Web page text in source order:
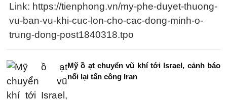
Link: https://tienphong.vn/my-phe-duyet-thuong-
vu-ban-vu-khi-cuc-lon-cho-cac-dong-minh-o-
trung-dong-post1840318.tpo
Mỹ ồ ạt chuyển vũ khí tới Israel, cảnh báo
nối lại tấn công Iran